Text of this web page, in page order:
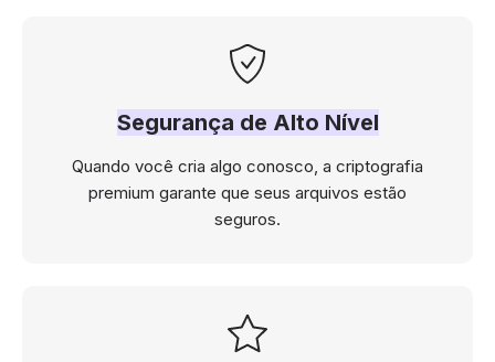
Segurança de Alto Nível
Quando você cria algo conosco, a criptografia
premium garante que seus arquivos estão
seguros.